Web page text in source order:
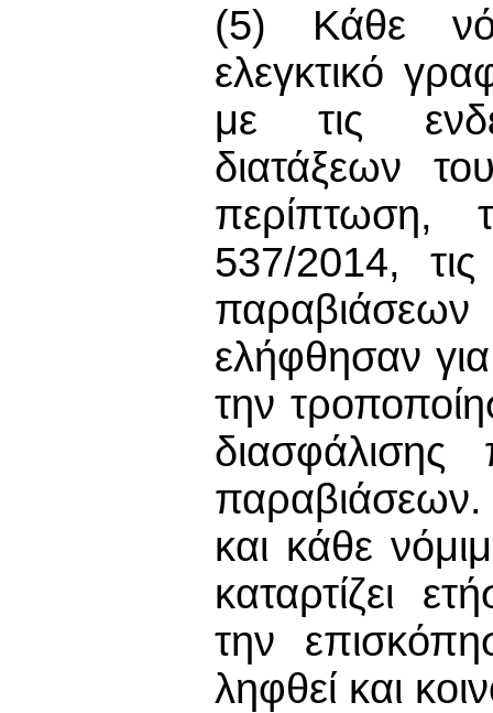
(5) Κάθε
ελεγκτικό
με τις
διατάξεων
περίπτωση,
537/2014,
ελήφθησαν
την
παραβιάσεων.
και κάθε
καταρτίζει
την
ληφθεί και